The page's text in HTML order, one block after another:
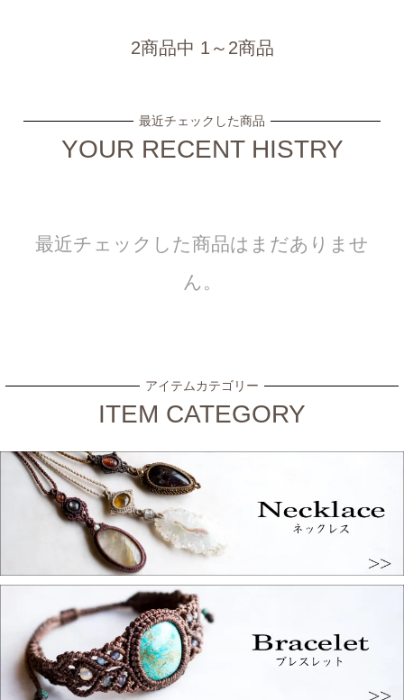
2商品中 1～2商品
最近チェックした商品
YOUR RECENT HISTRY
最近チェックした商品はまだありませ
ん。
アイテムカテゴリー
ITEM CATEGORY